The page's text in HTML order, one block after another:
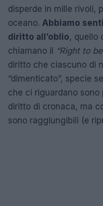
disperde in mille rivoli,
oceano. Abbiamo
diritto all’oblio, quello
chiamano il
“Right to
diritto che ciascuno di
“dimenticato”, specie
che ci riguardano sono
diritto di cronaca, ma
sono raggiungibili (e